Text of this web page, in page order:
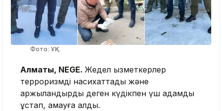
Фото: ҰҚК
Алматы, NEGE. Жедел қызметкерлер
терроризмді насихаттады және
қаржыландырды деген күдікпен үш адамды
ұстап, қамауға алды.